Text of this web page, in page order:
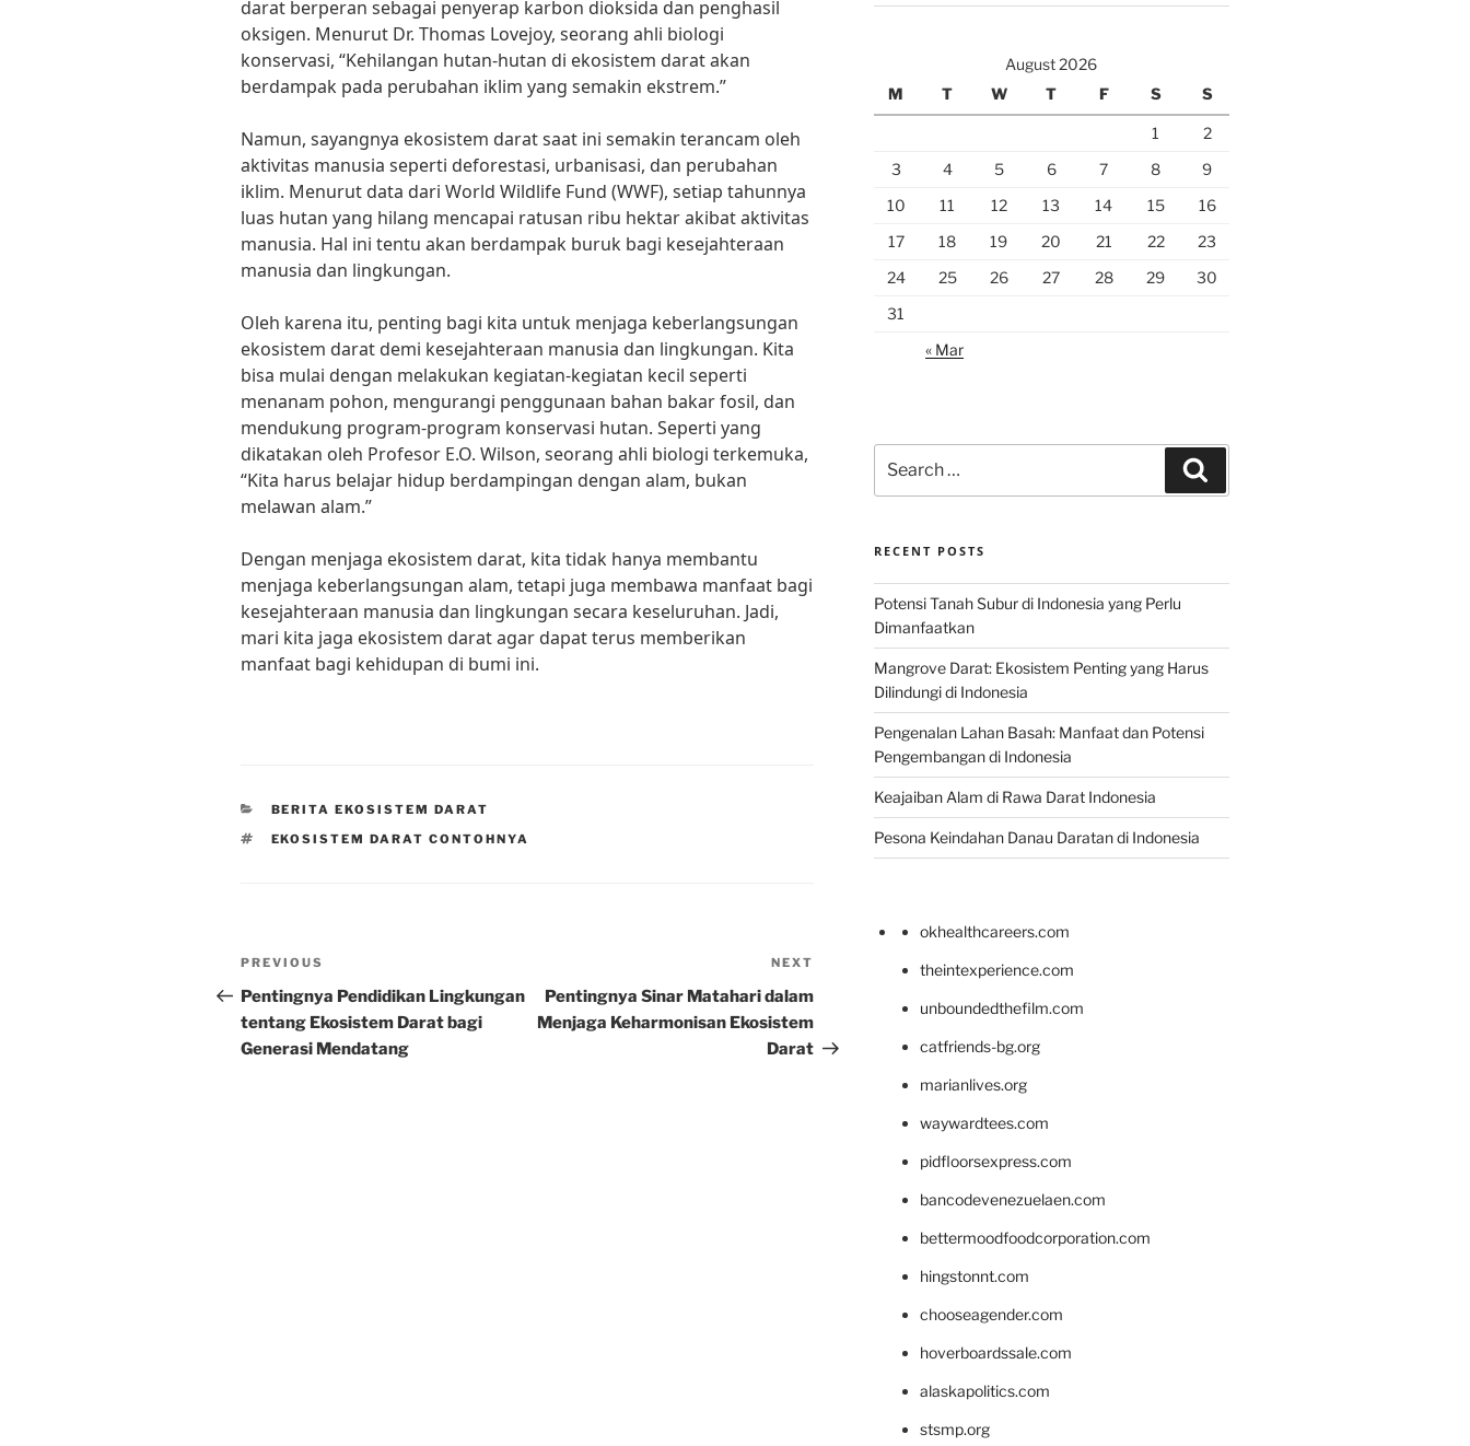
darat berperan sebagai penyerap karbon dioksida dan penghasil
oksigen. Menurut Dr. Thomas Lovejoy, seorang ahli biologi
konservasi, “Kehilangan hutan-hutan di ekosistem darat akan
berdampak pada perubahan iklim yang semakin ekstrem.”
Namun, sayangnya ekosistem darat saat ini semakin terancam oleh
aktivitas manusia seperti deforestasi, urbanisasi, dan perubahan
iklim. Menurut data dari World Wildlife Fund (WWF), setiap tahunnya
luas hutan yang hilang mencapai ratusan ribu hektar akibat aktivitas
manusia. Hal ini tentu akan berdampak buruk bagi kesejahteraan
manusia dan lingkungan.
Oleh karena itu, penting bagi kita untuk menjaga keberlangsungan
ekosistem darat demi kesejahteraan manusia dan lingkungan. Kita
bisa mulai dengan melakukan kegiatan-kegiatan kecil seperti
menanam pohon, mengurangi penggunaan bahan bakar fosil, dan
mendukung program-program konservasi hutan. Seperti yang
dikatakan oleh Profesor E.O. Wilson, seorang ahli biologi terkemuka,
“Kita harus belajar hidup berdampingan dengan alam, bukan
melawan alam.”
Dengan menjaga ekosistem darat, kita tidak hanya membantu
menjaga keberlangsungan alam, tetapi juga membawa manfaat bagi
kesejahteraan manusia dan lingkungan secara keseluruhan. Jadi,
mari kita jaga ekosistem darat agar dapat terus memberikan
manfaat bagi kehidupan di bumi ini.
CATEGORIES
BERITA EKOSISTEM DARAT
TAGS
EKOSISTEM DARAT CONTOHNYA
Post
navigation
Previous
Post
PREVIOUS
Pentingnya Pendidikan Lingkungan
tentang Ekosistem Darat bagi
Generasi Mendatang
Post
NEXT
Pentingnya Sinar Matahari dalam
Menjaga Keharmonisan Ekosistem
Darat
August 2026
M
T W T F S S
1
2
3
4 5 6 7 8
9
10
11 12 13 14 15
16
17
18 19 20 21 22
23
24
25 26 27 28 29
30
31
« Mar
for:
RECENT POSTS
Potensi Tanah Subur di Indonesia yang Perlu
Dimanfaatkan
Mangrove Darat: Ekosistem Penting yang Harus
Dilindungi di Indonesia
Pengenalan Lahan Basah: Manfaat dan Potensi
Pengembangan di Indonesia
Keajaiban Alam di Rawa Darat Indonesia
Pesona Keindahan Danau Daratan di Indonesia
okhealthcareers.com
theintexperience.com
unboundedthefilm.com
catfriends-bg.org
marianlives.org
waywardtees.com
pidfloorsexpress.com
bancodevenezuelaen.com
bettermoodfoodcorporation.com
hingstonnt.com
chooseagender.com
hoverboardssale.com
alaskapolitics.com
stsmp.org